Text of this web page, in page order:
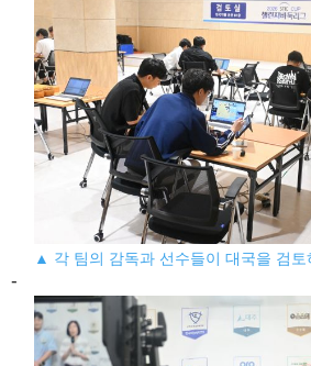
▲ 각 팀의 감독과 선수들이 대국을 검토
-